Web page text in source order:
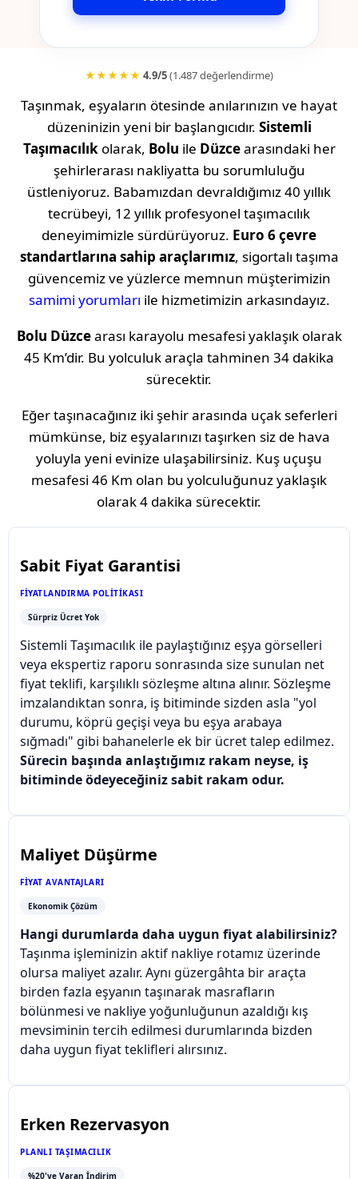
★★★★★ 4.9/5(1.487 değerlendirme)
Taşınmak, eşyaların ötesinde anılarınızın ve hayat
düzeninizin yeni bir başlangıcıdır. Sistemli
Taşımacılıkolarak, Bolu ile Düzcearasındaki her
şehirlerarası nakliyatta bu sorumluluğu
üstleniyoruz. Babamızdan devraldığımız 40 yıllık
tecrübeyi, 12 yıllık profesyonel taşımacılık
deneyimimizle sürdürüyoruz. Euro 6 çevre
standartlarına sahip araçlarımız, sigortalı taşıma
güvencemiz ve yüzlerce memnun müşterimizin
samimi yorumları ile hizmetimizin arkasındayız.
Bolu Düzcearası karayolu mesafesi yaklaşık olarak
45 Km’dir. Bu yolculuk araçla tahminen 34 dakika
sürecektir.
Eğer taşınacağınız iki şehir arasında uçak seferleri
mümkünse, biz eşyalarınızı taşırken siz de hava
yoluyla yeni evinize ulaşabilirsiniz. Kuş uçuşu
mesafesi 46 Km olan bu yolculuğunuz yaklaşık
olarak4 dakika sürecektir.
Sabit Fiyat Garantisi
FIYATLANDIRMA POLITIKASI
Sürpriz Ücret Yok
Sistemli Taşımacılık ile paylaştığınız eşya görselleri
veya ekspertiz raporu sonrasında size sunulan net
fiyat teklifi, karşılıklı sözleşme altına alınır. Sözleşme
imzalandıktan sonra, iş bitiminde sizden asla "yol
durumu, köprü geçişi veya bu eşya arabaya
sığmadı" gibi bahanelerle ek bir ücret talep edilmez.
Sürecin başında anlaştığımız rakam neyse, iş
bitiminde ödeyeceğiniz sabit rakam odur.
Maliyet Düşürme
FIYAT AVANTAJLARI
Ekonomik Çözüm
Hangi durumlarda daha uygun fiyat alabilirsiniz?
Taşınma işleminizin aktif nakliye rotamız üzerinde
olursa maliyet azalır. Aynı güzergâhta bir araçta
birden fazla eşyanın taşınarak masrafların
bölünmesi ve nakliye yoğunluğunun azaldığı kış
mevsiminin tercih edilmesi durumlarında bizden
daha uygun fiyat teklifleri alırsınız.
Erken Rezervasyon
PLANLI TAŞIMACILIK
%20'ye Varan İndirim